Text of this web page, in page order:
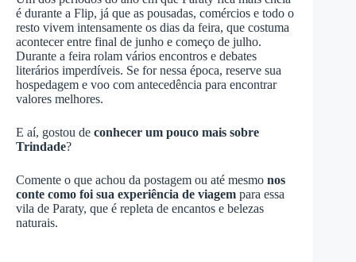
é durante a Flip, já que as pousadas, comércios e todo o
resto vivem intensamente os dias da feira, que costuma
acontecer entre final de junho e começo de julho.
Durante a feira rolam vários encontros e debates
literários imperdíveis. Se for nessa época, reserve sua
hospedagem e voo com antecedência para encontrar
valores melhores.
E aí, gostou de conhecer um pouco mais sobre
Trindade?
Comente o que achou da postagem ou até mesmo nos
conte como foi sua experiência de viagem para essa
vila de Paraty, que é repleta de encantos e belezas
naturais.